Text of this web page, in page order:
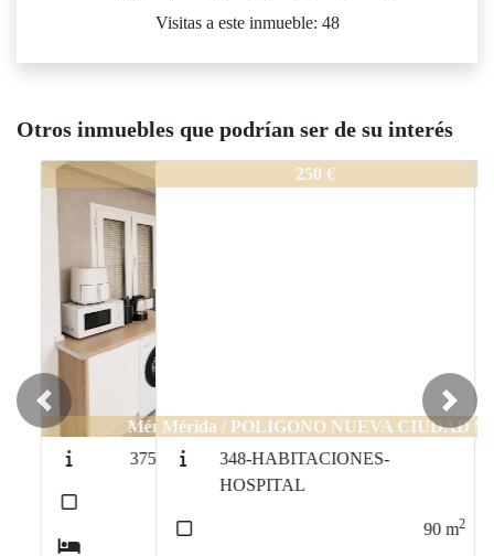
Visitas a este inmueble: 48
Otros inmuebles que podrían ser de su interés
373-HABITACION-PRADO
Mérida / POLIGONO NUEVA CIUDAD
348-HABITACIONES-
HOSPITAL
Previous Next